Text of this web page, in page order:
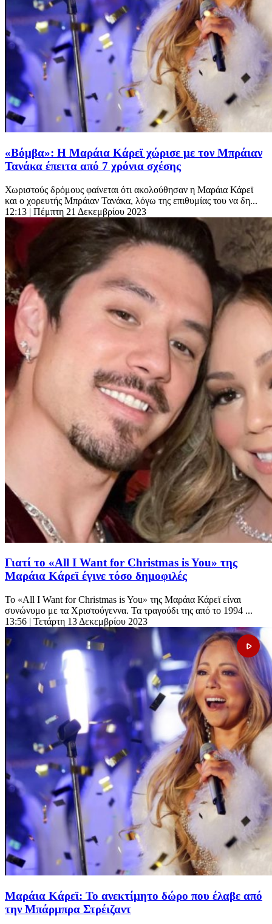
«Βόμβα»: Η Μαράια Κάρεϊ χώρισε με τον Μπράιαν
Τανάκα έπειτα από 7 χρόνια σχέσης
Χωριστούς δρόμους φαίνεται ότι ακολούθησαν η Μαράια Κάρεϊ
και ο χορευτής Μπράιαν Τανάκα, λόγω της επιθυμίας του να δη...
12:13 | Πέμπτη 21 Δεκεμβρίου 2023
Γιατί το «All I Want for Christmas is You» της
Μαράια Κάρεϊ έγινε τόσο δημοφιλές
Το «All I Want for Christmas is You» της Μαράια Κάρεϊ είναι
συνώνυμο με τα Χριστούγεννα. Τα τραγούδι της από το 1994 ...
13:56 | Τετάρτη 13 Δεκεμβρίου 2023
Μαράια Κάρεϊ: Το ανεκτίμητο δώρο που έλαβε από
την Μπάρμπρα Στρέιζαντ